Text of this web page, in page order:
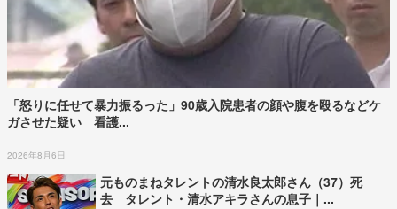
「怒りに任せて暴力振るった」90歳入院患者の顔や腹を殴るなどケ
ガさせた疑い 看護...
2026年8月6日
元ものまねタレントの清水良太郎さん（37）死
去 タレント・清水アキラさんの息子｜...